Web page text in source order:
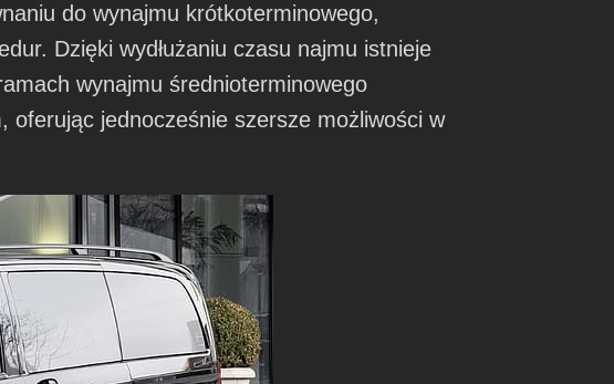
do wynajmu krótkoterminowego,
Dzięki wydłużaniu czasu najmu istnieje
wynajmu średnioterminowego
oferując jednocześnie szersze możliwości w